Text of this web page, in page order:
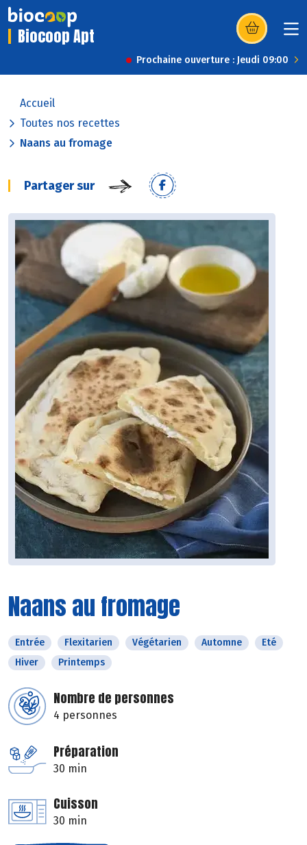
Biocoop Apt (s’ouvre dans
Prochaine ouverture : Jeudi 09:00
Accueil
Toutes nos recettes
Naans au fromage
Partager sur
Naans au fromage
Entrée Flexitarien Végétarien Automne
Eté
Hiver
Printemps
Nombre de personnes
4 personnes
Préparation
30 min
Cuisson
30 min